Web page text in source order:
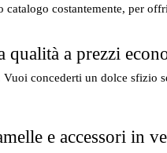
catalogo costantemente, per
qualità a prezzi
concederti un dolce sfizio
e accessori in